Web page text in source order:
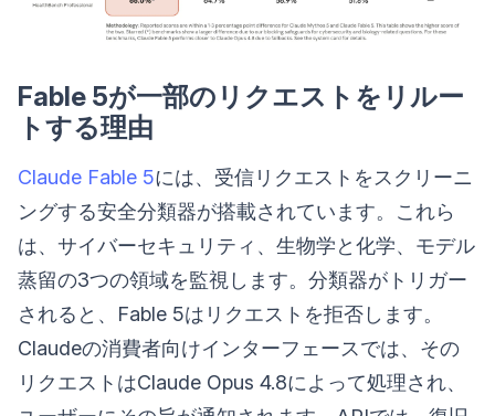
Fable 5が一部のリクエストをリルー
トする理由
Claude Fable 5には、受信リクエストをスクリーニ
ングする安全分類器が搭載されています。これら
は、サイバーセキュリティ、生物学と化学、モデル
蒸留の3つの領域を監視します。分類器がトリガー
されると、Fable 5はリクエストを拒否します。
Claudeの消費者向けインターフェースでは、その
リクエストはClaude Opus 4.8によって処理され、